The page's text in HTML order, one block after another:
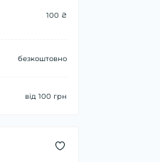
100 ₴
безкоштовно
від 100 грн